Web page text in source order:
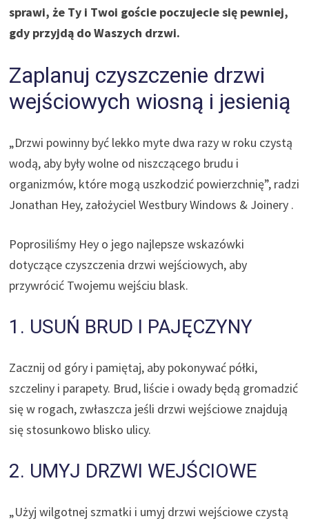
sprawi, że Ty i Twoi goście poczujecie się pewniej,
gdy przyjdą do Waszych drzwi.
Zaplanuj czyszczenie drzwi
wejściowych wiosną i jesienią
„Drzwi powinny być lekko myte dwa razy w roku czystą
wodą, aby były wolne od niszczącego brudu i
organizmów, które mogą uszkodzić powierzchnię”, radzi
Jonathan Hey, założyciel Westbury Windows & Joinery .
Poprosiliśmy Hey o jego najlepsze wskazówki
dotyczące czyszczenia drzwi wejściowych, aby
przywrócić Twojemu wejściu blask.
1. USUŃ BRUD I PAJĘCZYNY
Zacznij od góry i pamiętaj, aby pokonywać półki,
szczeliny i parapety. Brud, liście i owady będą gromadzić
się w rogach, zwłaszcza jeśli drzwi wejściowe znajdują
się stosunkowo blisko ulicy.
2. UMYJ DRZWI WEJŚCIOWE
„Użyj wilgotnej szmatki i umyj drzwi wejściowe czystą